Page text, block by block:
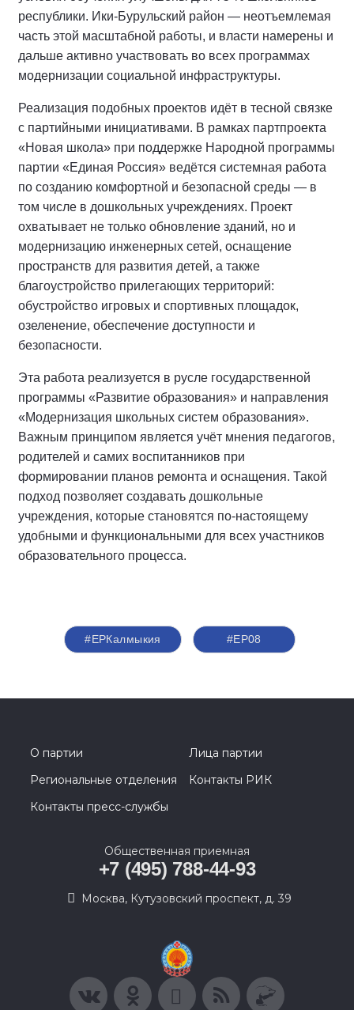
республики. Ики‑Бурульский район — неотъемлемая
часть этой масштабной работы, и власти намерены и
дальше активно участвовать во всех программах
модернизации социальной инфраструктуры.
Реализация подобных проектов идёт в тесной связке
с партийными инициативами. В рамках партпроекта
«Новая школа» при поддержке Народной программы
партии «Единая Россия» ведётся системная работа
по созданию комфортной и безопасной среды — в
том числе в дошкольных учреждениях. Проект
охватывает не только обновление зданий, но и
модернизацию инженерных сетей, оснащение
пространств для развития детей, а также
благоустройство прилегающих территорий:
обустройство игровых и спортивных площадок,
озеленение, обеспечение доступности и
безопасности.
Эта работа реализуется в русле государственной
программы «Развитие образования» и направления
«Модернизация школьных систем образования».
Важным принципом является учёт мнения педагогов,
родителей и самих воспитанников при
формировании планов ремонта и оснащения. Такой
подход позволяет создавать дошкольные
учреждения, которые становятся по-настоящему
удобными и функциональными для всех участников
образовательного процесса.
#ЕРКалмыкия #ЕР08
О партии
Лица партии
Региональные отделения
Контакты РИК
Контакты пресс-службы
Общественная приемная
+7 (495) 788-44-93
Москва, Кутузовский проспект, д. 39